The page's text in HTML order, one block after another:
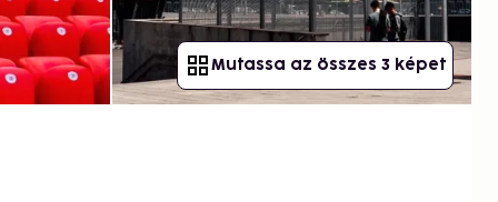
Mutassa az összes 3 képet